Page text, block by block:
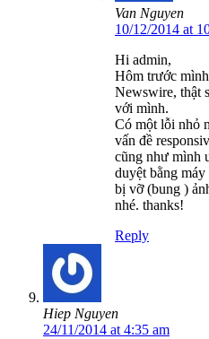
Van Nguyen
10/12/2014 at
Hi admin,
Hôm trước
Newswire, thật
với mình.
Có một lỗi nhỏ
vấn đề
cũng như mình
duyệt bằng
bị vỡ (bung )
nhé. thanks!
Reply
Hiep Nguyen
24/11/2014 at 4:35 am